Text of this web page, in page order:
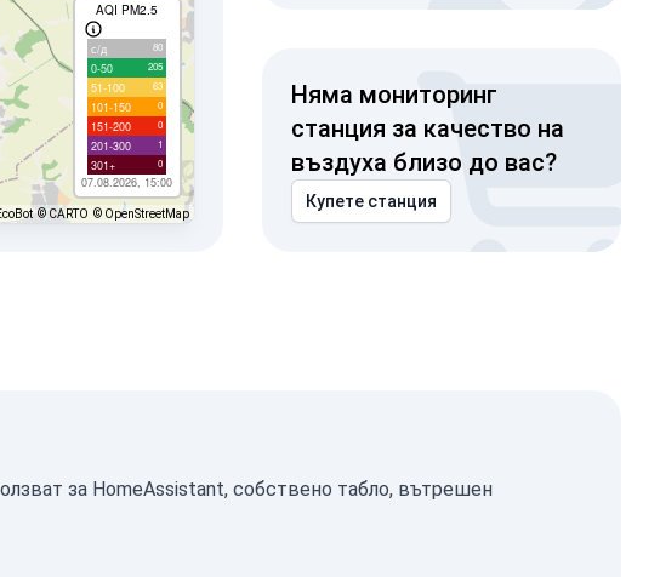
AQI PM2.5
с/д 80
0-50 205
51-100 63
101-150 0
151-200 0
201-300 1
301+ 0
07.08.2026, 15:00
© CARTO © OpenStreetMap
Няма мониторинг
станция за качество на
въздуха близо до вас?
Купете станция
за HomeAssistant, собствено табло, вътрешен